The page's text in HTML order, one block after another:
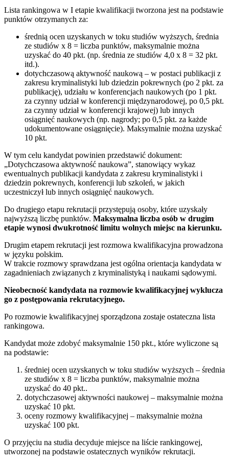
Lista rankingowa w I etapie kwalifikacji tworzona jest na podstawie
punktów otrzymanych za:
średnią ocen uzyskanych w toku studiów wyższych, średnia
ze studiów x 8 = liczba punktów, maksymalnie można
uzyskać do 40 pkt. (np. średnia ze studiów 4,0 x 8 = 32 pkt.
itd.).
dotychczasową aktywność naukową – w postaci publikacji z
zakresu kryminalistyki lub dziedzin pokrewnych (po 2 pkt. za
publikację), udziału w konferencjach naukowych (po 1 pkt.
za czynny udział w konferencji międzynarodowej, po 0,5 pkt.
za czynny udział w konferencji krajowej) lub innych
osiągnięć naukowych (np. nagrody; po 0,5 pkt. za każde
udokumentowane osiągnięcie). Maksymalnie można uzyskać
10 pkt.
W tym celu kandydat powinien przedstawić dokument:
„Dotychczasowa aktywność naukowa”, stanowiący wykaz
ewentualnych publikacji kandydata z zakresu kryminalistyki i
dziedzin pokrewnych, konferencji lub szkoleń, w jakich
uczestniczył lub innych osiągnięć naukowych.
Do drugiego etapu rekrutacji przystępują osoby, które uzyskały
najwyższą liczbę punktów. Maksymalna liczba osób w drugim
etapie wynosi dwukrotność limitu wolnych miejsc na kierunku.
Drugim etapem rekrutacji jest rozmowa kwalifikacyjna prowadzona
w języku polskim.
W trakcie rozmowy sprawdzana jest ogólna orientacja kandydata w
zagadnieniach związanych z kryminalistyką i naukami sądowymi.
Nieobecność kandydata na rozmowie kwalifikacyjnej wyklucza
go z postępowania rekrutacyjnego.
Po rozmowie kwalifikacyjnej sporządzona zostaje ostateczna lista
rankingowa.
Kandydat może zdobyć maksymalnie 150 pkt., które wyliczone są
na podstawie:
średniej ocen uzyskanych w toku studiów wyższych – średnia
ze studiów x 8 = liczba punktów, maksymalnie można
uzyskać do 40 pkt..
dotychczasowej aktywności naukowej – maksymalnie można
uzyskać 10 pkt.
oceny rozmowy kwalifikacyjnej – maksymalnie można
uzyskać 100 pkt.
O przyjęciu na studia decyduje miejsce na liście rankingowej,
utworzonej na podstawie ostatecznych wyników rekrutacji.